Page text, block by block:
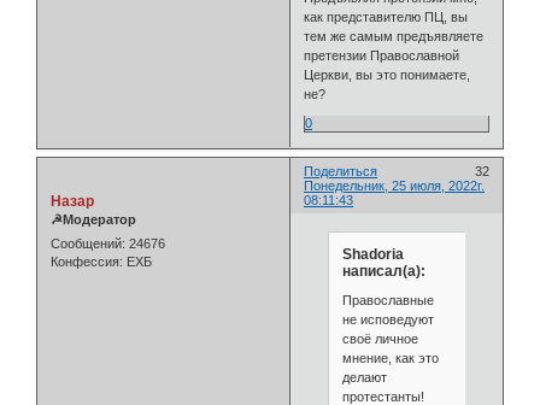
как представителю ПЦ, вы
тем же самым предъявляете
претензии Православной
Церкви, вы это понимаете,
не?
0
Поделиться
32
Понедельник, 25 июля, 2022г.
08:11:43
Назар
☭Модератор
Сообщений: 24676
Конфессия: ЕХБ
Shadoria
написал(а):
Православные
не исповедуют
своё личное
мнение, как это
делают
протестанты!